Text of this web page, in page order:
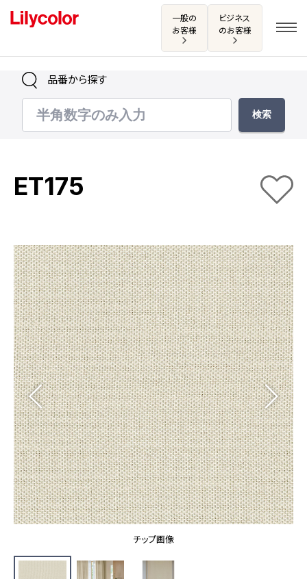
一般の
お客様
ビジネス
のお客様
ログイン・新規会員登録
お気に入り
商品を探す
商品を探す トップ
壁紙
カーテン
床材
ブランド・コレクション
Lilycolor Coordinate 着せ替えシミュレーション
カタログ一覧
カタログ一覧 トップ
壁紙
カーテン
床材
サステナブル商品
ノンワックス床タイル
壁紙機能性ガイド
施工事例
施工事例 トップ
医療・福祉施設
ホテル・オフィス・店舗
モデルハウス
新築戸建・マンション
#リリカラのある暮らし
リリカラノート
ショールーム
ショールーム トップ
東京ショールーム
大阪ショールーム
お客様サポート
お客様サポート トップ
画像ダウンロード
品番から探す
ET175
チップ画像